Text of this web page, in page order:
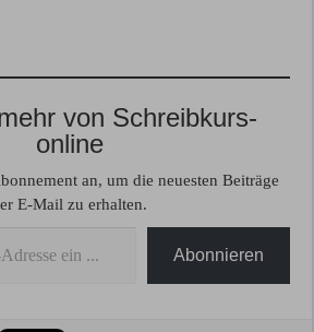
von Schreibkurs-
online
an, um die neuesten Beiträge
E-Mail zu erhalten.
Abonnieren